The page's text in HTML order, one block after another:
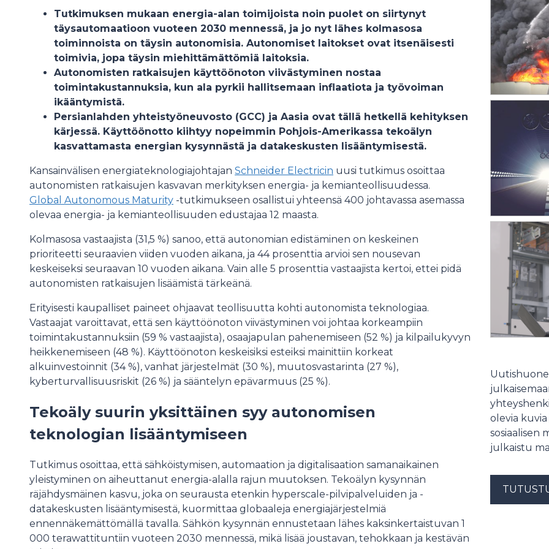
Tutkimuksen mukaan energia-alan toimijoista noin puolet on siirtynyt
täysautomaatioon vuoteen 2030 mennessä, ja jo nyt lähes kolmasosa
toiminnoista on täysin autonomisia. Autonomiset laitokset ovat itsenäisesti
toimivia, jopa täysin miehittämättömiä laitoksia.
Autonomisten ratkaisujen käyttöönoton viivästyminen nostaa
toimintakustannuksia, kun ala pyrkii hallitsemaan inflaatiota ja työvoiman
ikääntymistä.
Persianlahden yhteistyöneuvosto (GCC) ja Aasia ovat tällä hetkellä kehityksen
kärjessä. Käyttöönotto kiihtyy nopeimmin Pohjois-Amerikassa tekoälyn
kasvattamasta energian kysynnästä ja datakeskusten lisääntymisestä.
Kansainvälisen energiateknologiajohtajan Schneider Electricin uusi tutkimus osoittaa
autonomisten ratkaisujen kasvavan merkityksen energia- ja kemianteollisuudessa.
Global Autonomous Maturity -tutkimukseen osallistui yhteensä 400 johtavassa asemassa
olevaa energia- ja kemianteollisuuden edustajaa 12 maasta.
Kolmasosa vastaajista (31,5 %) sanoo, että autonomian edistäminen on keskeinen
prioriteetti seuraavien viiden vuoden aikana, ja 44 prosenttia arvioi sen nousevan
keskeiseksi seuraavan 10 vuoden aikana. Vain alle 5 prosenttia vastaajista kertoi, ettei pidä
autonomisten ratkaisujen lisäämistä tärkeänä.
Erityisesti kaupalliset paineet ohjaavat teollisuutta kohti autonomista teknologiaa.
Vastaajat varoittavat, että sen käyttöönoton viivästyminen voi johtaa korkeampiin
toimintakustannuksiin (59 % vastaajista), osaajapulan pahenemiseen (52 %) ja kilpailukyvyn
heikkenemiseen (48 %). Käyttöönoton keskeisiksi esteiksi mainittiin korkeat
alkuinvestoinnit (34 %), vanhat järjestelmät (30 %), muutosvastarinta (27 %),
kyberturvallisuusriskit (26 %) ja sääntelyn epävarmuus (25 %).
Tekoäly suurin yksittäinen syy autonomisen
teknologian lisääntymiseen
Tutkimus osoittaa, että sähköistymisen, automaation ja digitalisaation samanaikainen
yleistyminen on aiheuttanut energia-alalla rajun muutoksen. Tekoälyn kysynnän
räjähdysmäinen kasvu, joka on seurausta etenkin hyperscale-pilvipalveluiden ja -
datakeskusten lisääntymisestä, kuormittaa globaaleja energiajärjestelmiä
ennennäkemättömällä tavalla. Sähkön kysynnän ennustetaan lähes kaksinkertaistuvan 1
000 terawattituntiin vuoteen 2030 mennessä, mikä lisää joustavan, tehokkaan ja kestävän
olevia
sosiaalisen
julkaistu